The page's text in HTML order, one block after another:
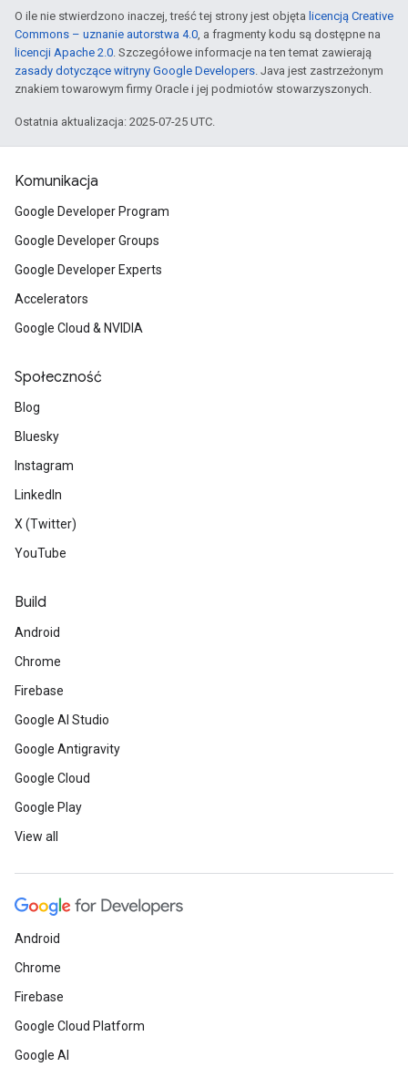
O ile nie stwierdzono inaczej, treść tej strony jest objęta licencją Creative
Commons – uznanie autorstwa 4.0, a fragmenty kodu są dostępne na
licencji Apache 2.0. Szczegółowe informacje na ten temat zawierają
zasady dotyczące witryny Google Developers. Java jest zastrzeżonym
znakiem towarowym firmy Oracle i jej podmiotów stowarzyszonych.
Ostatnia aktualizacja: 2025-07-25 UTC.
Komunikacja
Google Developer Program
Google Developer Groups
Google Developer Experts
Accelerators
Google Cloud & NVIDIA
Społeczność
Blog
Bluesky
Instagram
LinkedIn
X (Twitter)
YouTube
Build
Android
Chrome
Firebase
Google AI Studio
Google Antigravity
Google Cloud
Google Play
View all
Android
Chrome
Firebase
Google Cloud Platform
Google AI